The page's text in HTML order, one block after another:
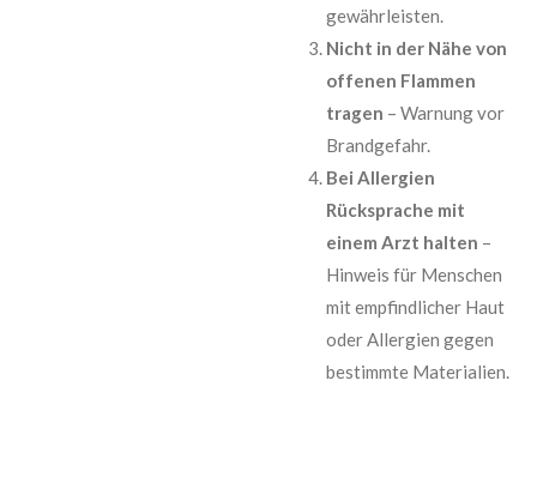
gewährleisten.
Nicht in der Nähe von
offenen Flammen
tragen – Warnung vor
Brandgefahr.
Bei Allergien
Rücksprache mit
einem Arzt halten –
Hinweis für Menschen
mit empfindlicher Haut
oder Allergien gegen
bestimmte Materialien.